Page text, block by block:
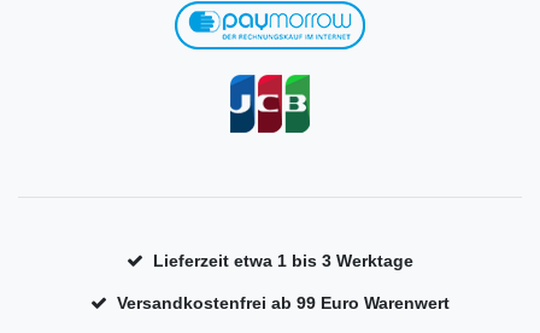
Lieferzeit etwa 1 bis 3 Werktage
Versandkostenfrei ab 99 Euro Warenwert